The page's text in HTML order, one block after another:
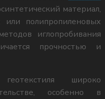
берега габионами
материал,
полипропиленовых
иглопробивания
прочностью и
широко
особенно в